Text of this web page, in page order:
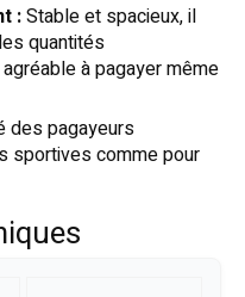
:Stable et spacieux, il
quantités
à pagayer même
des pagayeurs
sportives comme pour